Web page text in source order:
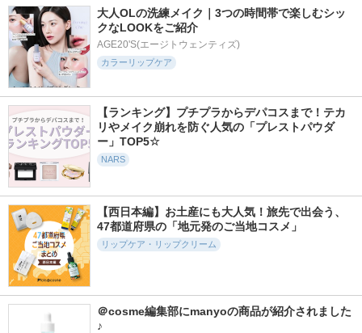
フェイシャル トリ
ートメント エッセ
ンス
SK-II
スキンクリア クレ
ンズ オイル アロマ
タイプ リフレシン
グシトラスの香り
カネボウ スクラビ
5.5
5123件
クルクリーム ba
エリクシール KANEBO ヒロインメイク
5.7
大人OLの洗練メイク｜3つの時間帯で楽しむシッ
クなLOOKをご紹介
AGE20'S(エージトウェンティズ)
カラーリップケア
【ランキング】プチプラからデパコスまで！テカ
リやメイク崩れを防ぐ人気の「プレストパウダ
ー」TOP5☆
NARS
【西日本編】お土産にも大人気！旅先で出会う、
47都道府県の「地元発のご当地コスメ」
リップケア・リップクリーム
＠cosme編集部にmanyoの商品が紹介されました
♪